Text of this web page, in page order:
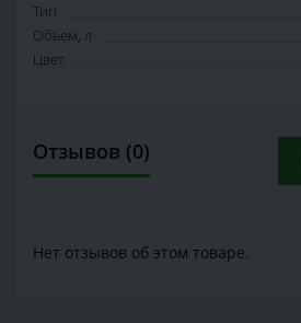
Тип
Объем, л
Цвет
Отзывов (0)
Нет отзывов об этом товаре.